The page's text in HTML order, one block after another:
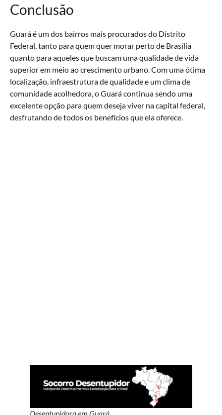
Conclusão
Guará é um dos bairros mais procurados do Distrito
Federal, tanto para quem quer morar perto de Brasília
quanto para aqueles que buscam uma qualidade de vida
superior em meio ao crescimento urbano. Com uma ótima
localização, infraestrutura de qualidade e um clima de
comunidade acolhedora, o Guará continua sendo uma
excelente opção para quem deseja viver na capital federal,
desfrutando de todos os benefícios que ela oferece.